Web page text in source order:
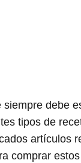
siempre debe
tipos de
artículos
comprar